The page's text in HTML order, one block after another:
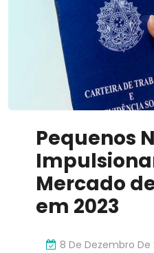
Pequenos
Mercado
em 2023
8 De Dezembro De